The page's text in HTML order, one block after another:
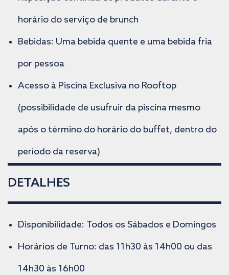
horário do serviço de brunch
Bebidas: Uma bebida quente e uma bebida fria
por pessoa
Acesso à Piscina Exclusiva no Rooftop
(possibilidade de usufruir da piscina mesmo
após o término do horário do buffet, dentro do
período da reserva)
DETALHES
Disponibilidade: Todos os Sábados e Domingos
Horários de Turno: das 11h30 às 14h00 ou das
14h30 às 16h00